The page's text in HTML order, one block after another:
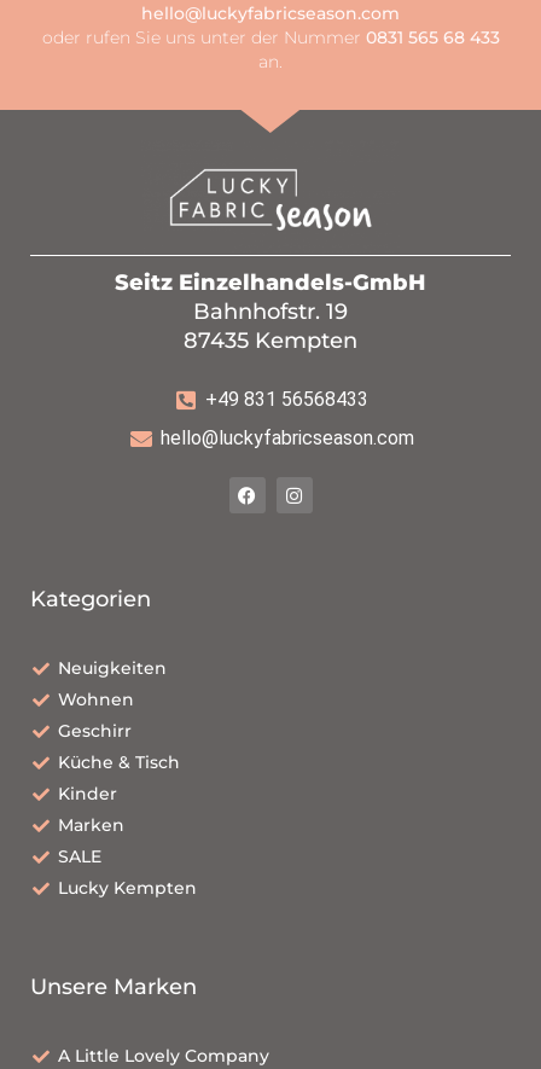
hello@luckyfabricseason.com
oder rufen Sie uns unter der Nummer 0831 565 68 433
an.
Seitz Einzelhandels-GmbH
Bahnhofstr. 19
87435 Kempten
+49 831 56568433
hello@luckyfabricseason.com
Kategorien
Neuigkeiten
Wohnen
Geschirr
Küche & Tisch
Kinder
Marken
SALE
Lucky Kempten
Unsere Marken
A Little Lovely Company